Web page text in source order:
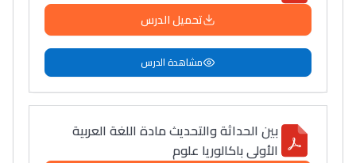
تحميل الدرس
مشاهدة الدرس
بين الحداثة والتحديث مادة اللغة العربية
الأولى باكالوريا علوم